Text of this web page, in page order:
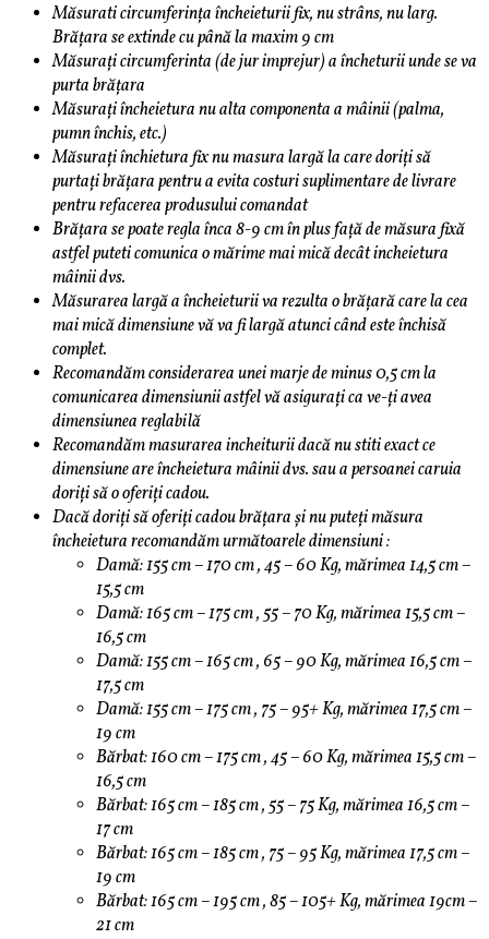
Măsurati circumferința încheieturii fix, nu strâns, nu larg.
Brățara se extinde cu până la maxim 9 cm
Măsurați circumferinta (de jur imprejur) a încheturii unde se va
purta brățara
Măsurați încheietura nu alta componenta a mâinii (palma,
pumn închis, etc.)
Măsurați închietura fix nu masura largă la care doriți să
purtați brățara pentru a evita costuri suplimentare de livrare
pentru refacerea produsului comandat
Brățara se poate regla înca 8-9 cm în plus față de măsura fixă
astfel puteti comunica o mărime mai mică decât incheietura
mâinii dvs.
Măsurarea largă a încheieturii va rezulta o brățară care la cea
mai mică dimensiune vă va fi largă atunci când este închisă
complet.
Recomandăm considerarea unei marje de minus 0,5 cm la
comunicarea dimensiunii astfel vă asigurați ca ve-ți avea
dimensiunea reglabilă
Recomandăm masurarea incheiturii dacă nu stiti exact ce
dimensiune are încheietura mâinii dvs. sau a persoanei caruia
doriți să o oferiți cadou.
Dacă doriți să oferiți cadou brățara și nu puteți măsura
încheietura recomandăm următoarele dimensiuni :
Damă: 155 cm – 170 cm , 45 – 60 Kg, mărimea 14,5 cm –
15,5 cm
Damă: 165 cm – 175 cm , 55 – 70 Kg, mărimea 15,5 cm –
16,5 cm
Damă: 155 cm – 165 cm , 65 – 90 Kg, mărimea 16,5 cm –
17,5 cm
Damă: 155 cm – 175 cm , 75 – 95+ Kg, mărimea 17,5 cm –
19 cm
Bărbat: 160 cm – 175 cm , 45 – 60 Kg, mărimea 15,5 cm –
16,5 cm
Bărbat: 165 cm – 185 cm , 55 – 75 Kg, mărimea 16,5 cm –
17 cm
Bărbat: 165 cm – 185 cm , 75 – 95 Kg, mărimea 17,5 cm –
19 cm
Bărbat: 165 cm – 195 cm , 85 – 105+ Kg, mărimea 19cm –
21 cm